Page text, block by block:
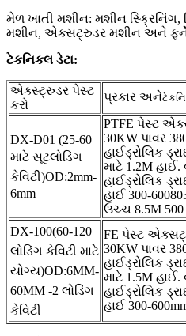
મેળ ખાતી મશીન: મશીન સ્ક્રિનિંગ,
મશીન, એક્સટ્રુડર મશીન અને
ટેકનિકલ ડેટા:
એક્સ્ટ્રુડર પેસ્ટ
કરો
પ્રકાર અને
DX-D01 (25-60
માટે સૂટલોડિંગ
કેવિટી)OD:2mm-
6mm
PTFE પેસ્ટ
30KW પાવર
હાઈડ્રોલિક
માટે 1.2M
હાઈડ્રોલિક
હાઈ 300-
ઉચ્ચ 8.5M 500
DX-100(60-120
લોડિંગ કેવિટી માટે
યોગ્ય)OD:6MM-
60MM -2 લોડિંગ
કેવિટી
FE પેસ્ટ
30KW પાવર
હાઈડ્રોલિક
માટે 1.5M
હાઈડ્રોલિક
હાઈ 300-